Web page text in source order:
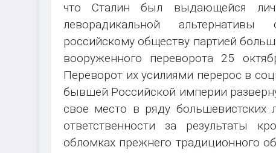
что Сталин был выдающейся
леворадикальной альтернативы
российскому обществу партией
вооруженного переворота 25
Переворот их усилиями перерос в
бывшей Российской империи
свое место в ряду большевистских
ответственности за результаты
обломках прежнего традиционного